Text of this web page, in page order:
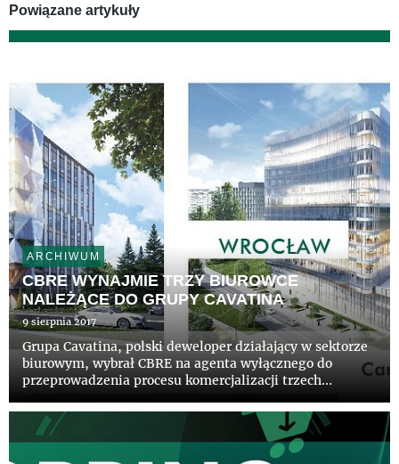
Powiązane artykuły
ARCHIWUM
CBRE WYNAJMIE TRZY BIUROWCE
NALEŻĄCE DO GRUPY CAVATINA
9 sierpnia 2017
Grupa Cavatina, polski deweloper działający w sektorze
biurowym, wybrał CBRE na agenta wyłącznego do
przeprowadzenia procesu komercjalizacji trzech
mkw) w Krakowie, Carbon Tower (ponad 19 tys. mkw) i
Diamentum Office (...